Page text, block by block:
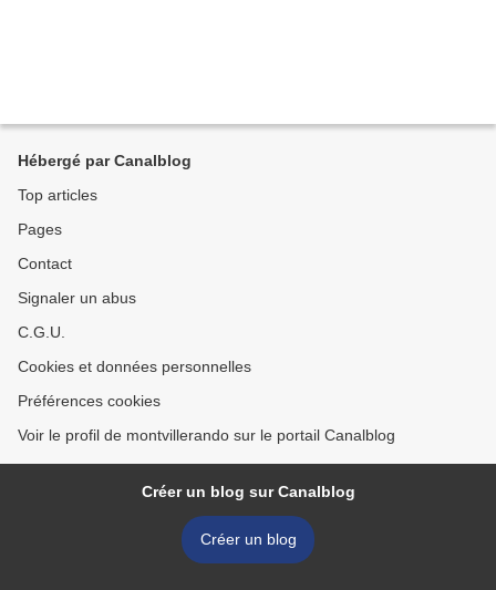
Hébergé par Canalblog
Top articles
Pages
Contact
Signaler un abus
C.G.U.
Cookies et données personnelles
Préférences cookies
Voir le profil de montvillerando sur le portail Canalblog
Créer un blog sur Canalblog
Créer un blog